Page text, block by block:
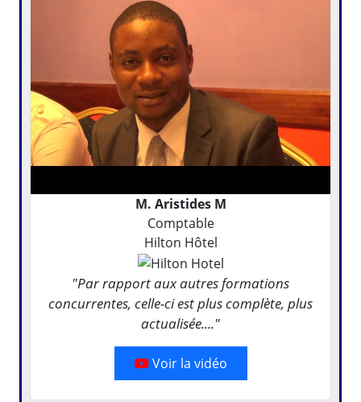
M. Aristides M
Comptable
Hilton Hôtel
"Par rapport aux autres formations
concurrentes, celle-ci est plus complète, plus
actualisée...."
Voir la vidéo